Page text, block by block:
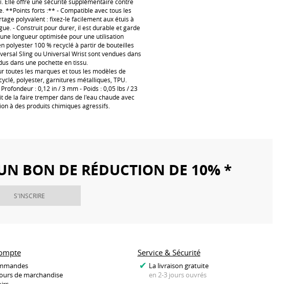
**Points forts :** - Compatible avec tous les
polyvalent : fixez-le facilement aux étuis à
- Construit pour durer, il est durable et garde
longueur optimisée pour une utilisation
polyester 100 % recyclé à partir de bouteilles
Sling ou Universal Wrist sont vendues dans
dans une pochette en tissu.
les marques et tous les modèles de
polyester, garnitures métalliques, TPU.
: 0,12 in / 3 mm - Poids : 0,05 lbs / 23
la faire tremper dans de l'eau chaude avec
à des produits chimiques agressifs.
BON DE RÉDUCTION DE 10% *
S'INSCRIRE
Service & Sécurité
La livraison gratuite
en 2-3 jours ouvrés
de marchandise